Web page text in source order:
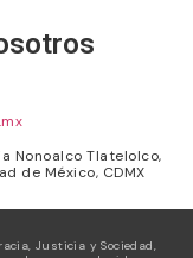
Nonoalco Tlatelolco,
de México, CDMX
Justicia y Sociedad,